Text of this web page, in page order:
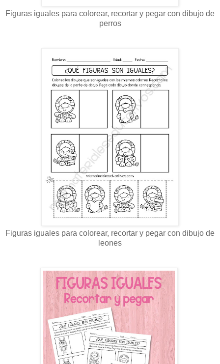
Figuras iguales para colorear, recortar y pegar con dibujo de
perros
Figuras iguales para colorear, recortar y pegar con dibujo de
leones